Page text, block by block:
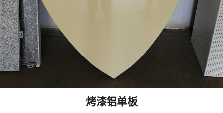
烤漆铝单板